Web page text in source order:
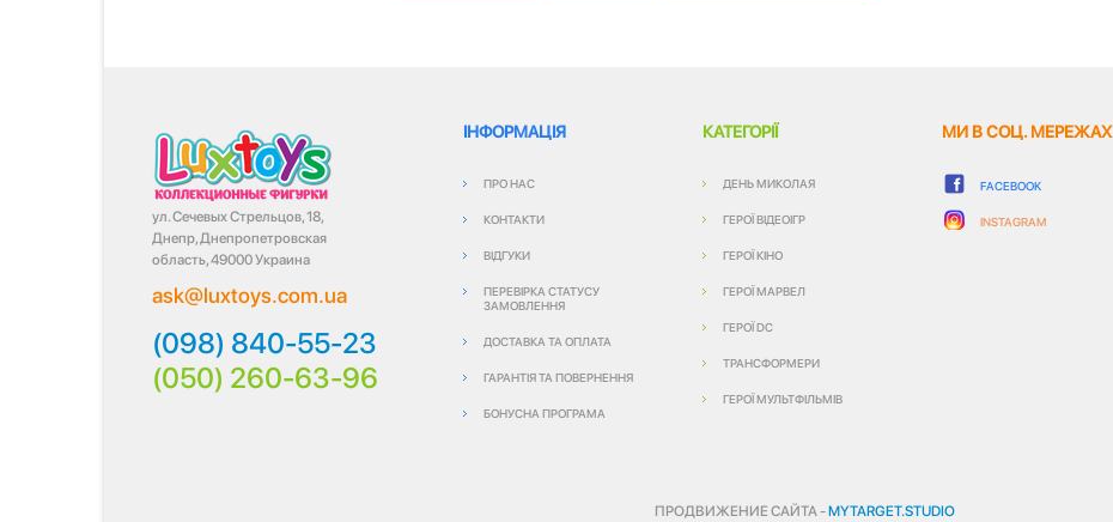
ул. Сечевых Стрельцов, 18,
Днепр, Днепропетровская
область, 49000 Украина
ask@luxtoys.com.ua
(098) 840-55-23
(050) 260-63-96
ІНФОРМАЦІЯ
ПРО НАС
КОНТАКТИ
ВІДГУКИ
ПЕРЕВІРКА СТАТУСУ
ЗАМОВЛЕННЯ
ДОСТАВКА ТА ОПЛАТА
ГАРАНТІЯ ТА ПОВЕРНЕННЯ
БОНУСНА ПРОГРАМА
КАТЕГОРІЇ
ДЕНЬ МИКОЛАЯ
ГЕРОЇ ВІДЕОІГР
ГЕРОЇ КІНО
ГЕРОЇ МАРВЕЛ
ГЕРОЇ DC
ТРАНСФОРМЕРИ
ГЕРОЇ МУЛЬТФІЛЬМІВ
МИ В СОЦ. МЕРЕЖАХ
FACEBOOK
INSTAGRAM
ПРОДВИЖЕНИЕ САЙТА -MYTARGET.STUDIO